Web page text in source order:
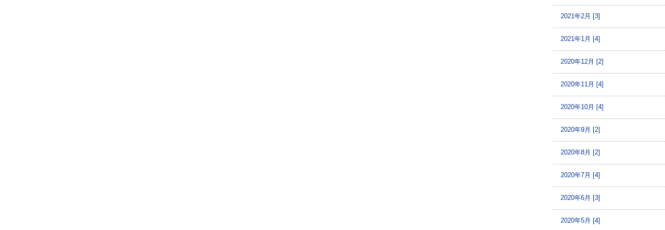
2021年2月 [3]
2021年1月 [4]
2020年12月 [2]
2020年11月 [4]
2020年10月 [4]
2020年9月 [2]
2020年8月 [2]
2020年7月 [4]
2020年6月 [3]
2020年5月 [4]